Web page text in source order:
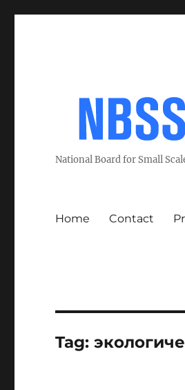
National Board for Small
Home Contact
Tag: